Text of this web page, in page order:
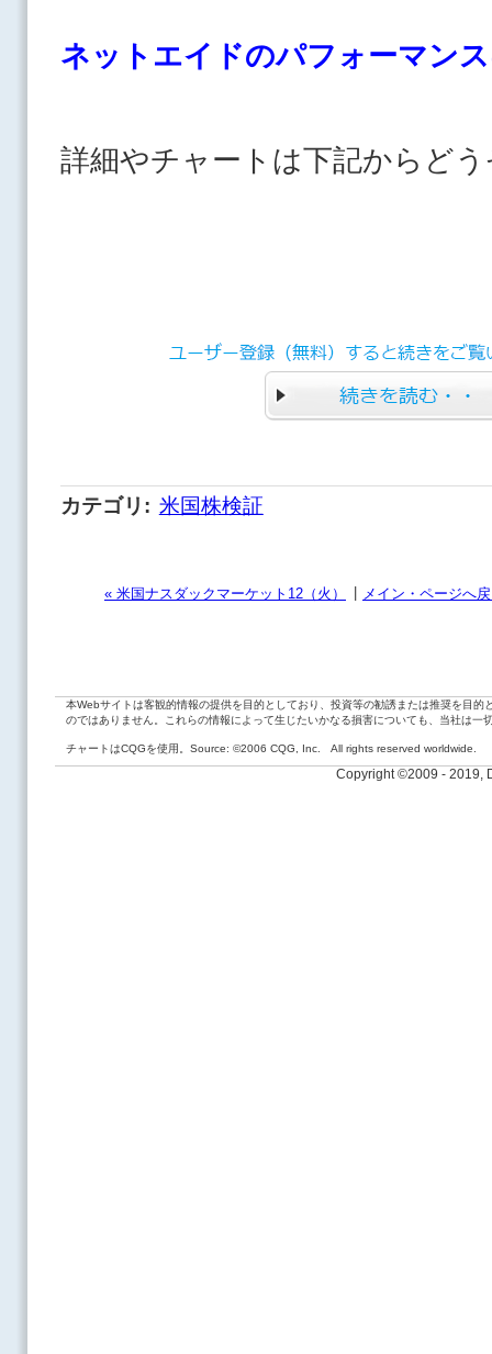
ネットエイドのパフォーマン
詳細やチャートは下記からど
カテゴリ : 米国株検証
« 米国ナスダックマーケット12（火） | メイン・ページへ
本Webサイトは客観的情報の提供を目的としており、投資等の勧誘または推奨を目
のではありません。これらの情報によって生じたいかなる損害についても、当社は一
チャートはCQGを使用。Source: ©2006 CQG, Inc. All rights reserved worldwide.
Copyright ©2009 - 2019,